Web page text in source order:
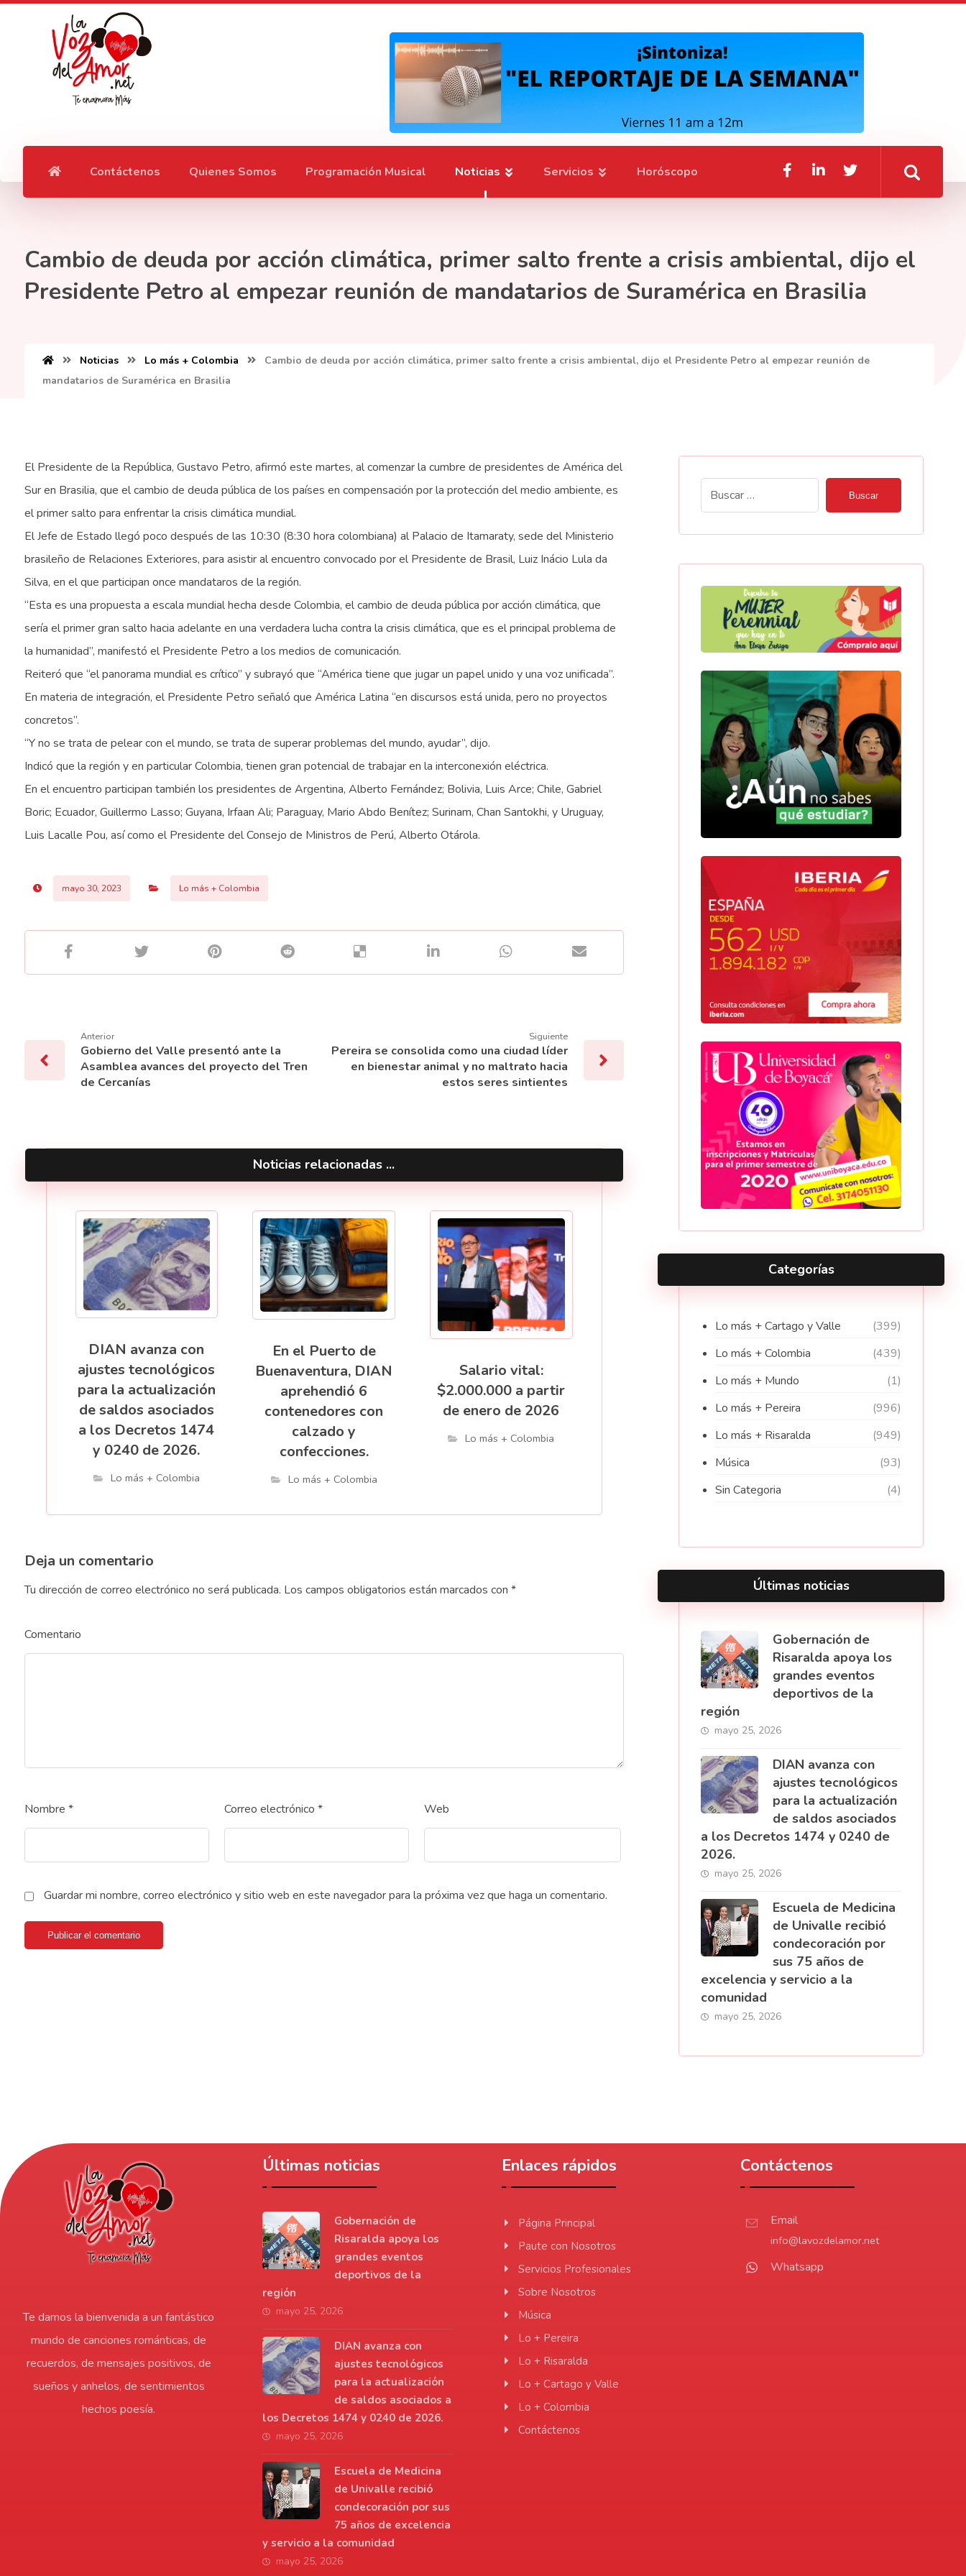
Contáctenos Quienes Somos Programación Musical Noticias Servicios Horóscopo
Cambio de deuda por acción climática, primer salto frente a crisis ambiental, dijo el
Presidente Petro al empezar reunión de mandatarios de Suramérica en Brasilia
Noticias Lo más + Colombia
Cambio de deuda por acción climática, primer salto frente a crisis ambiental, dijo el Presidente Petro al empezar reunión de
mandatarios de Suramérica en Brasilia
El Presidente de la República, Gustavo Petro, afirmó este martes, al comenzar la cumbre de presidentes de América del
Sur en Brasilia, que el cambio de deuda pública de los países en compensación por la protección del medio ambiente, es
el primer salto para enfrentar la crisis climática mundial.
El Jefe de Estado llegó poco después de las 10:30 (8:30 hora colombiana) al Palacio de Itamaraty, sede del Ministerio
brasileño de Relaciones Exteriores, para asistir al encuentro convocado por el Presidente de Brasil, Luiz Inácio Lula da
Silva, en el que participan once mandataros de la región.
“Esta es una propuesta a escala mundial hecha desde Colombia, el cambio de deuda pública por acción climática, que
sería el primer gran salto hacia adelante en una verdadera lucha contra la crisis climática, que es el principal problema de
la humanidad”, manifestó el Presidente Petro a los medios de comunicación.
Reiteró que “el panorama mundial es crítico” y subrayó que “América tiene que jugar un papel unido y una voz unificada”.
En materia de integración, el Presidente Petro señaló que América Latina “en discursos está unida, pero no proyectos
concretos”.
“Y no se trata de pelear con el mundo, se trata de superar problemas del mundo, ayudar”, dijo.
Indicó que la región y en particular Colombia, tienen gran potencial de trabajar en la interconexión eléctrica.
En el encuentro participan también los presidentes de Argentina, Alberto Fernández; Bolivia, Luis Arce; Chile, Gabriel
Boric; Ecuador, Guillermo Lasso; Guyana, Irfaan Ali; Paraguay, Mario Abdo Benítez; Surinam, Chan Santokhi, y Uruguay,
Luis Lacalle Pou, así como el Presidente del Consejo de Ministros de Perú, Alberto Otárola.
mayo 30, 2023 Lo más + Colombia
Anterior
Gobierno del Valle presentó ante la
Asamblea avances del proyecto del Tren
de Cercanías
Siguiente
Pereira se consolida como una ciudad líder
en bienestar animal y no maltrato hacia
estos seres sintientes
Noticias relacionadas ...
DIAN avanza con
ajustes tecnológicos
para la actualización
de saldos asociados
a los Decretos 1474
y 0240 de 2026.
Lo más + Colombia
En el Puerto de
Buenaventura, DIAN
aprehendió 6
contenedores con
calzado y
confecciones.
Lo más + Colombia
Salario vital:
$2.000.000 a partir
de enero de 2026
Lo más + Colombia
Deja un comentario
Tu dirección de correo electrónico no será publicada. Los campos obligatorios están marcados con *
Comentario
Nombre * Correo electrónico * Web
Guardar mi nombre, correo electrónico y sitio web en este navegador para la próxima vez que haga un comentario.
Publicar el comentario
Buscar
Categorías
Lo más + Cartago y Valle
(399)
Lo más + Colombia
(439)
Lo más + Mundo
(1)
Lo más + Pereira
(996)
Lo más + Risaralda
(949)
Música
(93)
Sin Categoria
(4)
Últimas noticias
Gobernación de
Risaralda apoya los
grandes eventos
deportivos de la
región
mayo 25, 2026
DIAN avanza con
ajustes tecnológicos
para la actualización
de saldos asociados
a los Decretos 1474 y 0240 de
2026.
mayo 25, 2026
Escuela de Medicina
de Univalle recibió
condecoración por
sus 75 años de
excelencia y servicio a la
comunidad
mayo 25, 2026
Te damos la bienvenida a un fantástico
mundo de canciones románticas, de
recuerdos, de mensajes positivos, de
sueños y anhelos, de sentimientos
hechos poesía.
Últimas noticias
Gobernación de
Risaralda apoya los
grandes eventos
deportivos de la
región
mayo 25, 2026
DIAN avanza con
ajustes tecnológicos
para la actualización
de saldos asociados a
los Decretos 1474 y 0240 de 2026.
mayo 25, 2026
Escuela de Medicina
de Univalle recibió
condecoración por sus
75 años de excelencia
y servicio a la comunidad
mayo 25, 2026
Enlaces rápidos
Página Principal
Paute con Nosotros
Servicios Profesionales
Sobre Nosotros
Música
Lo + Pereira
Lo + Risaralda
Lo + Cartago y Valle
Lo + Colombia
Contáctenos
Contáctenos
Email
info@lavozdelamor.net
Whatsapp